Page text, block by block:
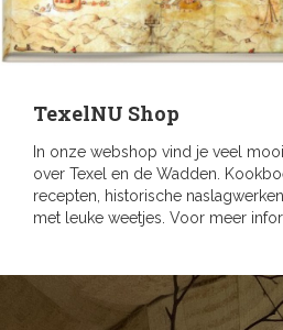
TexelNU Shop
In onze webshop vind je veel
over Texel en de Wadden.
recepten, historische
met leuke weetjes. Voor meer